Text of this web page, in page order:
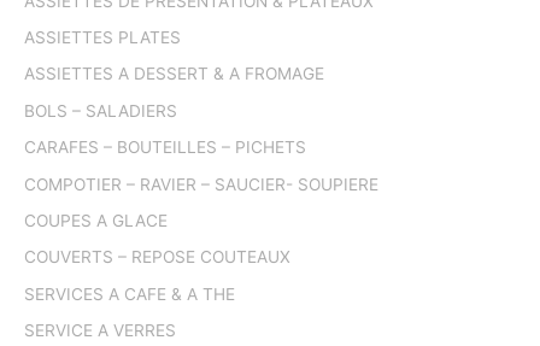
ASSIETTES PLATES
ASSIETTES A DESSERT & A FROMAGE
BOLS – SALADIERS
CARAFES – BOUTEILLES – PICHETS
COMPOTIER – RAVIER – SAUCIER- SOUPIERE
COUPES A GLACE
COUVERTS – REPOSE COUTEAUX
SERVICES A CAFE & A THE
SERVICE A VERRES